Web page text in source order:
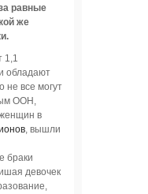
равные
же
1,1
обладают
не все могут
ООН,
в
, вышли
браки
девочек